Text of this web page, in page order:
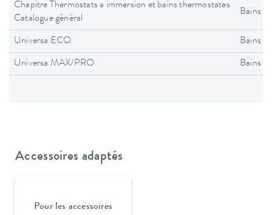
Chapitre Thermostats a immersion et bains thermostates
Catalogue général
Bains
Universa ECO Bains
Universa MAX/PRO Bains
Accessoires adaptés
Pour les accessoires